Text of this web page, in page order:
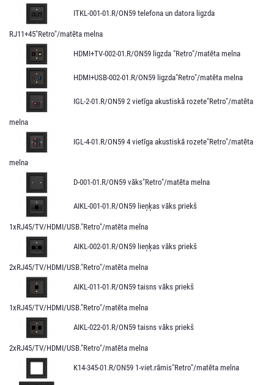
ITKL-001-01.R/ON59 telefona un datora ligzda
RJ11+45"Retro"/matēta melna
HDMI+TV-002-01.R/ON59 ligzda "Retro"/matēta melna
HDMI+USB-002-01.R/ON59 ligzda"Retro"/matēta melna
IGL-2-01.R/ON59 2 vietīga akustiskā rozete"Retro"/matēta
melna
IGL-4-01.R/ON59 4 vietīga akustiskā rozete"Retro"/matēta
melna
D-001-01.R/ON59 vāks"Retro"/matēta melna
AIKL-001-01.R/ON59 lieņķas vāks priekš
1xRJ45/TV/HDMI/USB."Retro"/matēta melna
AIKL-002-01.R/ON59 lieņķas vāks priekš
2xRJ45/TV/HDMI/USB."Retro"/matēta melna
AIKL-011-01.R/ON59 taisns vāks priekš
1xRJ45/TV/HDMI/USB."Retro"/matēta melna
AIKL-022-01.R/ON59 taisns vāks priekš
2xRJ45/TV/HDMI/USB."Retro"/matēta melna
K14-345-01.R/ON59 1-viet.rāmis"Retro"/matēta melna